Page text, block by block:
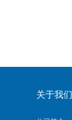
关于我们